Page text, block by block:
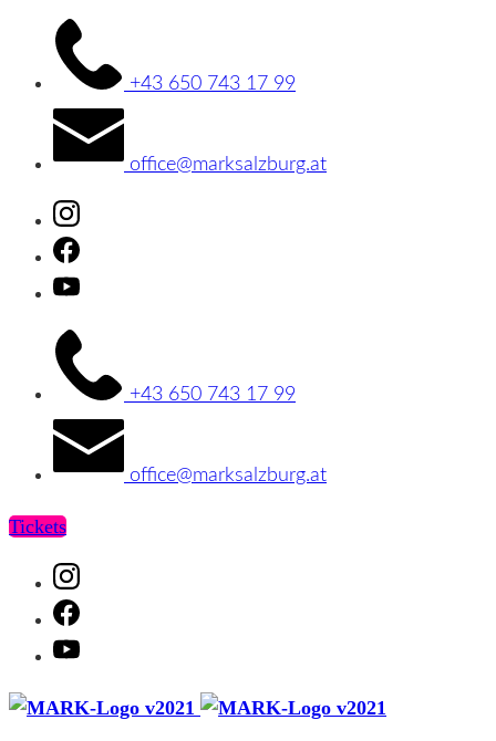
+43 650 743 17 99
office@marksalzburg.at
Instagram
Facebook
Youtube
+43 650 743 17 99
office@marksalzburg.at
Tickets
Instagram
Facebook
Youtube
MARK